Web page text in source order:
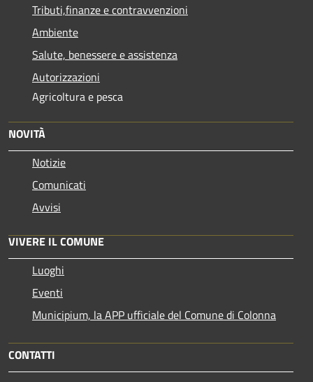
Tributi,finanze e contravvenzioni
Ambiente
Salute, benessere e assistenza
Autorizzazioni
Agricoltura e pesca
NOVITÀ
Notizie
Comunicati
Avvisi
VIVERE IL COMUNE
Luoghi
Eventi
Municipium, la APP ufficiale del Comune di Colonna
CONTATTI